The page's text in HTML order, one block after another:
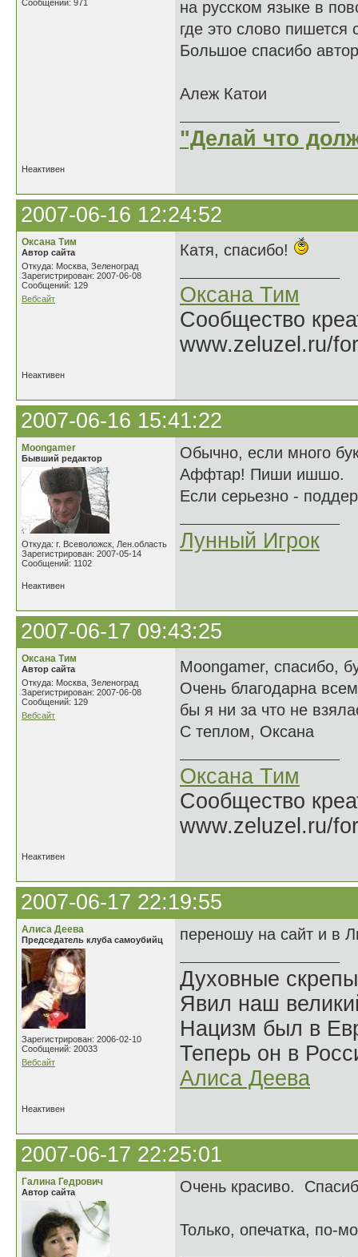
Сообщений: 971
на русском языке в
где это слово
Большое спасибо
Алеж Катои
"Делай что
Неактивен
2007-06-16 12:24:52
Оксана Тим
Автор сайта
Откуда: Москва, Зеленоград
Зарегистрирован: 2007-06-08
Сообщений: 129
Вебсайт
Катя, спасибо!
Оксана Тим
Сообщество
www.zeluzel.ru/
Неактивен
2007-06-16 15:41:22
Moongamer
Бывший редактор
Откуда: г. Всеволожск, Лен.область
Зарегистрирован: 2007-05-14
Сообщений: 1102
Обычно, если много
Аффтар! Пиши ишшо.
Если серьезно -
Лунный Игрок
Неактивен
2007-06-17 09:43:25
Оксана Тим
Автор сайта
Откуда: Москва, Зеленоград
Зарегистрирован: 2007-06-08
Сообщений: 129
Вебсайт
Moongamer, спасибо,
Очень благодарна
бы я ни за что не
С теплом, Оксана
Оксана Тим
Сообщество
www.zeluzel.ru/
Неактивен
2007-06-17 22:19:55
Алиса Деева
Председатель клуба самоубийц
Зарегистрирован: 2006-02-10
Сообщений: 20033
Вебсайт
переношу на сайт и в
Духовные
Явил наш
Нацизм был в
Теперь он в
Алиса Деева
Неактивен
2007-06-17 22:25:01
Галина Гедрович
Автор сайта Очень красиво.
Только, опечатка, по-